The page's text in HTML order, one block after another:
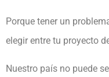
Porque tener un
elegir entre tu proyecto
Nuestro país no puede